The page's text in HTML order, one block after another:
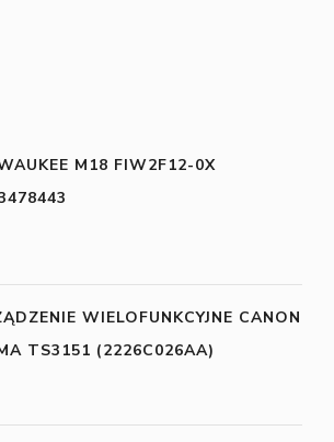
M18 FIW2F12-0X
WIELOFUNKCYJNE CANON
TS3151 (2226C026AA)